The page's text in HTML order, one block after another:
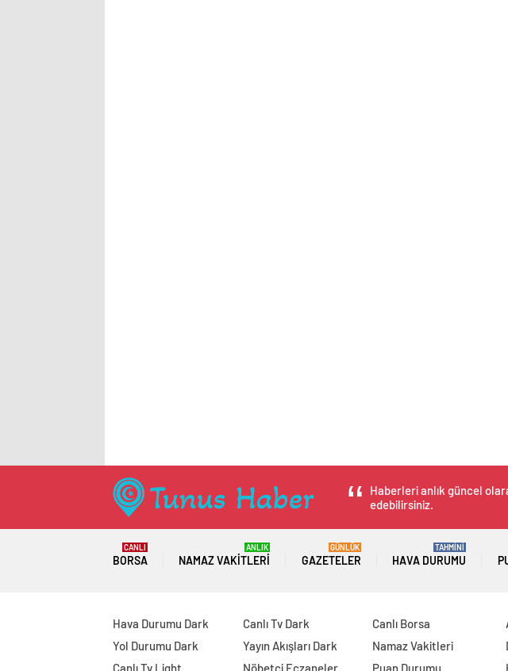
Haberleri anlık güncel
edebilirsiniz.
BORSA
CANLI
NAMAZ VAKITLERI
ANLIK
GAZETELER
GÜNLÜK
HAVA DURUMU
TAHMİNİ
Hava Durumu Dark
Yol Durumu Dark
Canlı Tv Light
Canlı Tv Dark
Yayın Akışları Dark
Nöbetçi Eczaneler
Canlı Borsa
Namaz Vakitleri
Puan Durumu